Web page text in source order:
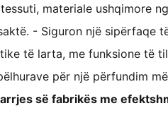
materiale ushqimore
- Siguron një sipërfaqe
të larta, me funksione të
për një përfundim
së fabrikës me